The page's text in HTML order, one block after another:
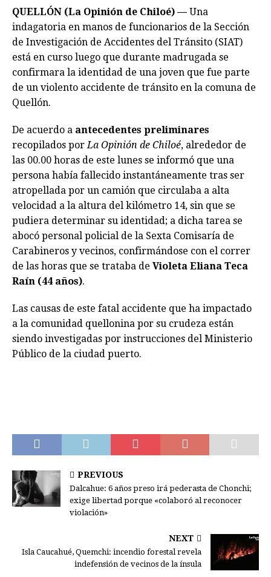
QUELLÓN (La Opinión de Chiloé) — Una
indagatoria en manos de funcionarios de la Sección
de Investigación de Accidentes del Tránsito (SIAT)
está en curso luego que durante madrugada se
confirmara la identidad de una joven que fue parte
de un violento accidente de tránsito en la comuna de
Quellón.
De acuerdo a antecedentes preliminares
recopilados porLa Opinión de Chiloé, alrededor de
las 00.00 horas de este lunes se informó que una
persona había fallecido instantáneamente tras ser
atropellada por un camión que circulaba a alta
velocidad a la altura del kilómetro 14, sin que se
pudiera determinar su identidad; a dicha tarea se
abocó personal policial de la Sexta Comisaría de
Carabineros y vecinos, confirmándose con el correr
de las horas que se trataba de Violeta Eliana Teca
Raín (44 años).
Las causas de este fatal accidente que ha impactado
a la comunidad quellonina por su crudeza están
siendo investigadas por instrucciones del Ministerio
Público de la ciudad puerto.
PREVIOUS
Dalcahue: 6 años preso irá pederasta de Chonchi;
exige libertad porque «colaboró al reconocer
violación»
NEXT
Isla Caucahué, Quemchi: incendio forestal revela
indefensión de vecinos de la ínsula